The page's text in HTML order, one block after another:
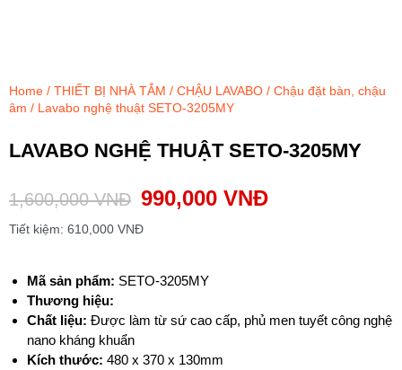
Home / THIẾT BỊ NHÀ TẮM / CHẬU LAVABO / Chậu đặt bàn, chậu
âm / Lavabo nghệ thuật SETO-3205MY
LAVABO NGHỆ THUẬT SETO-3205MY
1,600,000VNĐ 990,000 VNĐ
Tiết kiệm: 610,000 VNĐ
Mã sản phẩm: SETO-3205MY
Thương hiệu:
Chất liệu: Được làm từ sứ cao cấp, phủ men tuyết công nghệ
nano kháng khuẩn
Kích thước: 480 x 370 x 130mm